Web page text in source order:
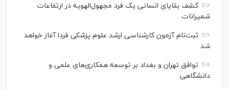
کشف بقایای انسانی یک فرد مجهول‌الهویه در ارتفاعات
شمیرانات
ثبت‌نام آزمون کارشناسی ارشد علوم پزشکی فردا آغاز خواهد
شد
توافق تهران و بغداد بر توسعه همکاری‌های علمی و
دانشگاهی